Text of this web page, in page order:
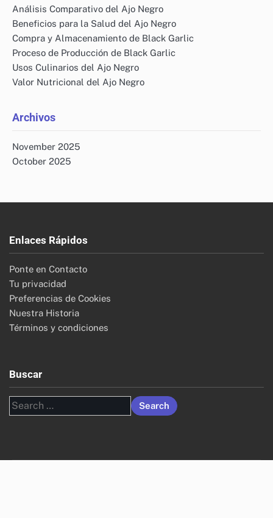
Análisis Comparativo del Ajo Negro
Beneficios para la Salud del Ajo Negro
Compra y Almacenamiento de Black Garlic
Proceso de Producción de Black Garlic
Usos Culinarios del Ajo Negro
Valor Nutricional del Ajo Negro
Archivos
November 2025
October 2025
Enlaces Rápidos
Ponte en Contacto
Tu privacidad
Preferencias de Cookies
Nuestra Historia
Términos y condiciones
Buscar
Search
for: